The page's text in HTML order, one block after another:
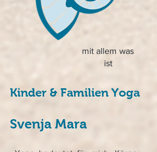
mit allem was
ist
Kinder & Familien Yoga
Svenja Mara